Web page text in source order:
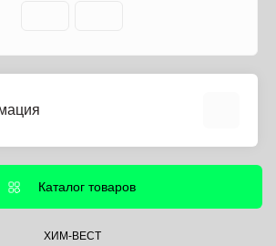
Каталог товаров
ХИМ-ВЕСТ